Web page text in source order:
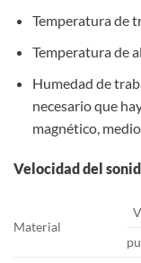
Temperatura de
Temperatura de
Humedad de
necesario que
magnético,
Velocidad del
Material